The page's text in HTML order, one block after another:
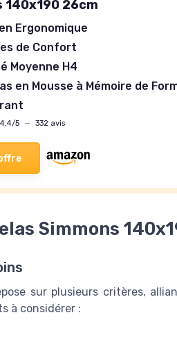
140x190 26cm
Ergonomique
de Confort
Moyenne H4
en Mousse à Mémoire de
4,4/5 — 332 avis
Simmons
sur plusieurs critères,
à considérer :